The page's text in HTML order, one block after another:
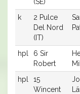
k
2 Pulce
Del Nord
(IT)
hpl
6 Sir
Robert
hpl
15
Wincent